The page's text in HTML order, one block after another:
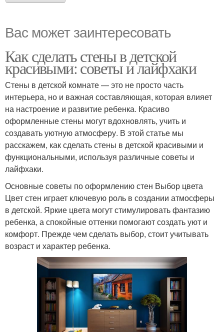
Вас может заинтересовать
Как сделать стены в детской
красивыми: советы и лайфхаки
Стены в детской комнате — это не просто часть
интерьера, но и важная составляющая, которая влияет
на настроение и развитие ребенка. Красиво
оформленные стены могут вдохновлять, учить и
создавать уютную атмосферу. В этой статье мы
расскажем, как сделать стены в детской красивыми и
функциональными, используя различные советы и
лайфхаки.
Основные советы по оформлению стен Выбор цвета
Цвет стен играет ключевую роль в создании атмосферы
в детской. Яркие цвета могут стимулировать фантазию
ребенка, а спокойные оттенки помогают создать уют и
комфорт. Прежде чем сделать выбор, стоит учитывать
возраст и характер ребенка.